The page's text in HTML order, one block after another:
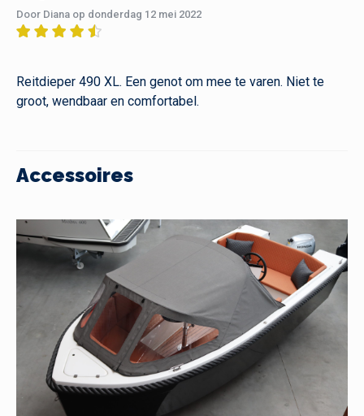
Door Diana op donderdag 12 mei 2022
Reitdieper 490 XL. Een genot om mee te varen. Niet te
groot, wendbaar en comfortabel.
Accessoires